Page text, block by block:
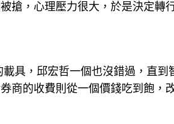
搶，心理壓力很大，於是決定轉
具，邱宏哲一個也沒錯過，直到
商的收費則從一個價錢吃到飽，